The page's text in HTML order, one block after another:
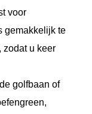
voor
gemakkelijk te
zodat u keer
golfbaan of